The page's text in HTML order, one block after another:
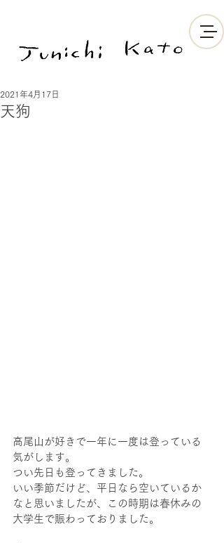
天狗
2021年4月17日
高尾山が好きで一年に一度は登っている
気がします。
つい先日も登ってきました。
いい季節だけど、平日なら空いているか
なと思いましたが、この時期は春休みの
大学生で賑わっておりました。